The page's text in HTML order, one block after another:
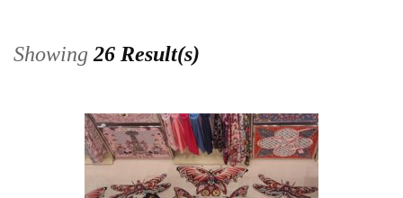
Showing26 Result(s)